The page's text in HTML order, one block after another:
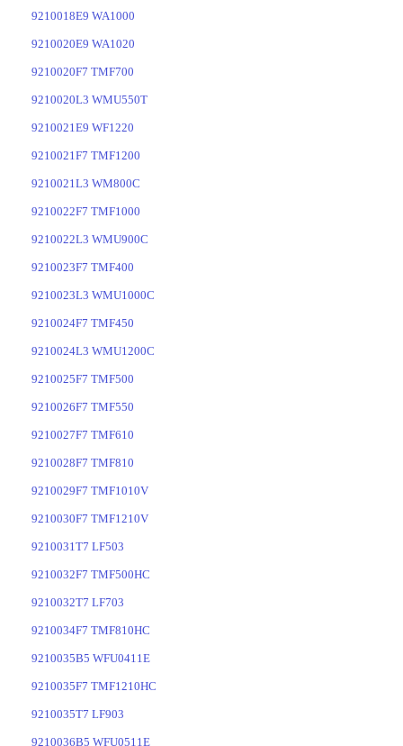
9210018E9 WA1000
9210020E9 WA1020
9210020F7 TMF700
9210020L3 WMU550T
9210021E9 WF1220
9210021F7 TMF1200
9210021L3 WM800C
9210022F7 TMF1000
9210022L3 WMU900C
9210023F7 TMF400
9210023L3 WMU1000C
9210024F7 TMF450
9210024L3 WMU1200C
9210025F7 TMF500
9210026F7 TMF550
9210027F7 TMF610
9210028F7 TMF810
9210029F7 TMF1010V
9210030F7 TMF1210V
9210031T7 LF503
9210032F7 TMF500HC
9210032T7 LF703
9210034F7 TMF810HC
9210035B5 WFU0411E
9210035F7 TMF1210HC
9210035T7 LF903
9210036B5 WFU0511E